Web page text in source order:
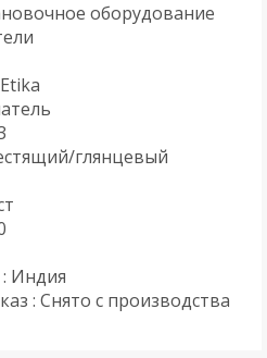
оборудование
глянцевый
Индия
: Снято с производства